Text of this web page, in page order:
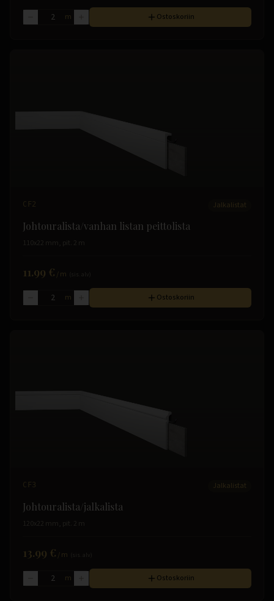
m Ostoskoriin
CF2 Jalkalistat
Johtouralista/vanhan listan peittolista
110x22 mm, pit. 2 m
11.99 € /m
m Ostoskoriin
CF3 Jalkalistat
Johtouralista/jalkalista
120x22 mm, pit. 2 m
13.99 € /m
m Ostoskoriin